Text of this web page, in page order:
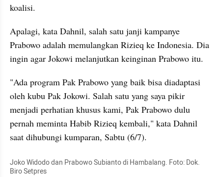
koalisi.
Apalagi, kata Dahnil, salah satu janji kampanye
Prabowo adalah memulangkan Rizieq ke Indonesia. Dia
ingin agar Jokowi melanjutkan keinginan Prabowo itu.
"Ada program Pak Prabowo yang baik bisa diadaptasi
oleh kubu Pak Jokowi. Salah satu yang saya pikir
menjadi perhatian khusus kami, Pak Prabowo dulu
pernah meminta Habib Rizieq kembali," kata Dahnil
saat dihubungi kumparan, Sabtu (6/7).
Joko Widodo dan Prabowo Subianto di Hambalang. Foto: Dok.
Biro Setpres